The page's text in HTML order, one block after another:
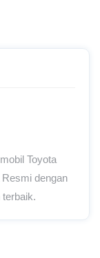
Toyota
Resmi dengan